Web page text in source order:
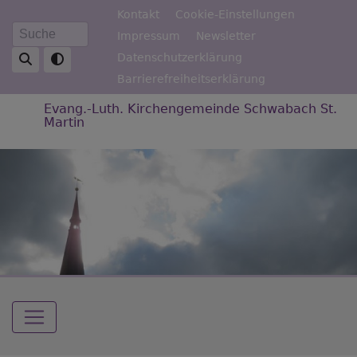
zum
Inhalt
Suche
Fußbereichsmenü
Kontakt
Cookie-Einstellungen
Impressum
Newsletter
Datenschutzerklärung
Barrierefreiheitserklärung
Evang.-Luth. Kirchengemeinde Schwabach St.
Martin
Hauptnavigation